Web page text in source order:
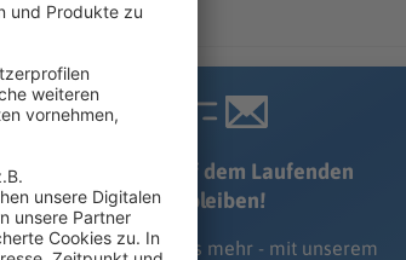
Immer auf dem Laufenden
bleiben!
Verpass' nichts mehr - mit unserem